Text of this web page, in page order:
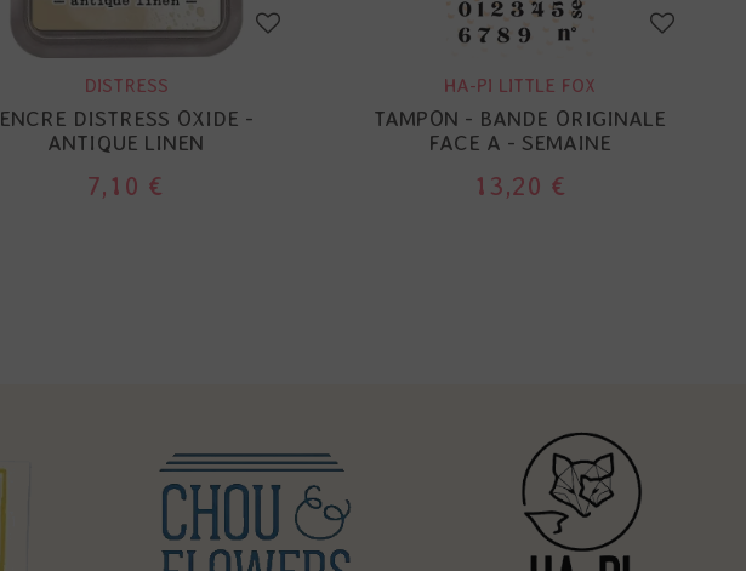
DISTRESS
ENCRE DISTRESS OXIDE -
ANTIQUE LINEN
7,10 €
HA-PI LITTLE FOX
TAMPON - BANDE ORIGINALE
FACE A - SEMAINE
13,20 €